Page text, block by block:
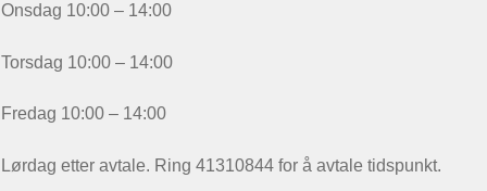
Onsdag 10:00 – 14:00
Torsdag 10:00 – 14:00
Fredag 10:00 – 14:00
Lørdag etter avtale. Ring 41310844 for å avtale tidspunkt.